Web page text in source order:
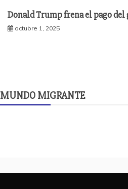
Donald Trump frena el pago del
octubre 1, 2025
MUNDO MIGRANTE